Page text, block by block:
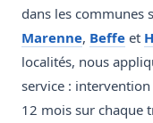
dans les communes
Marenne, Beffe et
localités, nous
service :
12 mois sur chaque